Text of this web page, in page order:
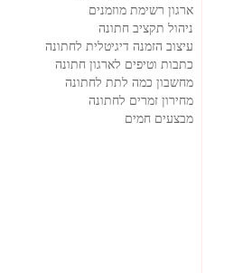
ארגון רשימת מוזמנים
ניהול תקציב חתונה
עיצוב הזמנה דיגיטלית לחתונה
כתבות וטיפים לארגון חתונה
מחשבון כמה לתת לחתונה
מחירון זמרים לחתונה
מבצעים חמים